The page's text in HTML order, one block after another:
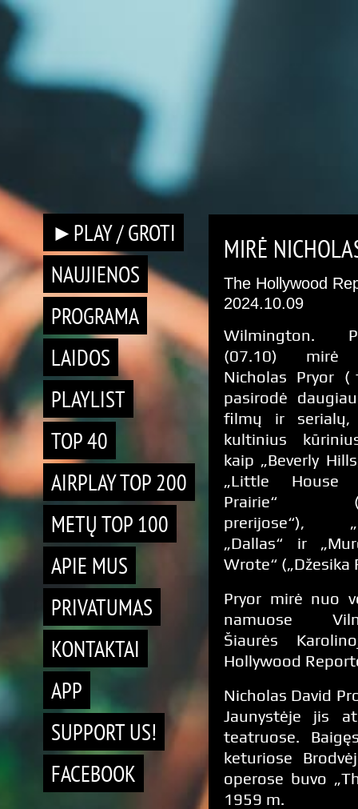
►PLAY / GROTI
NAUJIENOS
PROGRAMA
LAIDOS
PLAYLIST
TOP 40
AIRPLAY TOP 200
METŲ TOP 100
APIE MUS
PRIVATUMAS
KONTAKTAI
APP
SUPPORT US!
FACEBOOK
MIRĖ
The Hollywood
2024.10.09
Wilmington.
(07.10) mirė
Nicholas Pryor
pasirodė
filmų ir serialų,
kultinius
kaip „Beverly
„Little
Prairie“
prerijose“),
„Dallas“ ir
Wrote“ („Džesika
Pryor mirė nuo
namuose
Šiaurės
Hollywood
Nicholas David
Jaunystėje jis
teatruose.
keturiose
operose buvo
1959 m.